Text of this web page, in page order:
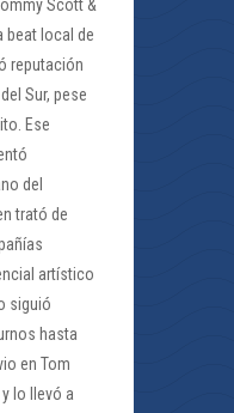
Scott &
beat local de
reputación
Sur, pese
Ese
del
trató de
artístico
siguió
hasta
en Tom
lo llevó a